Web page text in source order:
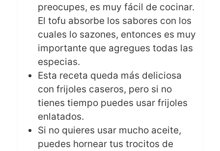
preocupes, es muy fácil de cocinar.
El tofu absorbe los sabores con los
cuales lo sazones, entonces es muy
importante que agregues todas las
especias.
Esta receta queda más deliciosa
con frijoles caseros, pero si no
tienes tiempo puedes usar frijoles
enlatados.
Si no quieres usar mucho aceite,
puedes hornear tus trocitos de